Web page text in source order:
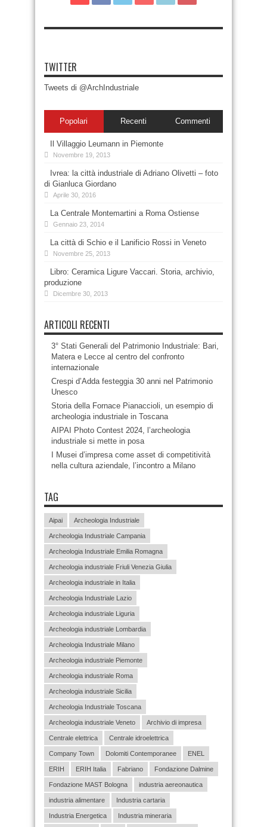
TWITTER
Tweets di @ArchIndustriale
Popolari Recenti Commenti
Il Villaggio Leumann in Piemonte
Novembre 19, 2013
Ivrea: la città industriale di Adriano Olivetti – foto
di Gianluca Giordano
Aprile 30, 2016
La Centrale Montemartini a Roma Ostiense
Gennaio 23, 2014
La città di Schio e il Lanificio Rossi in Veneto
Novembre 25, 2013
Libro: Ceramica Ligure Vaccari. Storia, archivio,
produzione
Dicembre 30, 2013
ARTICOLI RECENTI
3° Stati Generali del Patrimonio Industriale: Bari,
Matera e Lecce al centro del confronto
internazionale
Crespi d’Adda festeggia 30 anni nel Patrimonio
Unesco
Storia della Fornace Pianaccioli, un esempio di
archeologia industriale in Toscana
AIPAI Photo Contest 2024, l’archeologia
industriale si mette in posa
I Musei d’impresa come asset di competitività
nella cultura aziendale, l’incontro a Milano
TAG
Aipai Archeologia Industriale
Archeologia Industriale Campania
Archeologia Industriale Emilia Romagna
Archeologia industriale Friuli Venezia Giulia
Archeologia industriale in Italia
Archeologia Industriale Lazio
Archeologia industriale Liguria
Archeologia industriale Lombardia
Archeologia Industriale Milano
Archeologia industriale Piemonte
Archeologia industriale Roma
Archeologia industriale Sicilia
Archeologia Industriale Toscana
Archeologia industriale Veneto Archivio di impresa
Centrale elettrica Centrale idroelettrica
Company Town Dolomiti Contemporanee ENEL
ERIH ERIH Italia Fabriano Fondazione Dalmine
Fondazione MAST Bologna industria aereonautica
industria alimentare Industria cartaria
Industria Energetica Industria mineraria